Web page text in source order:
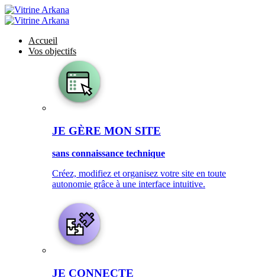
Accueil
Vos objectifs
JE GÈRE MON SITE
sans connaissance technique
Créez, modifiez et organisez votre site en toute
autonomie grâce à une interface intuitive.
JE CONNECTE